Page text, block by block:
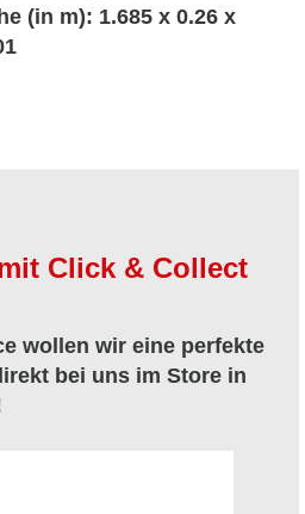
(in m): 1.685 x 0.26 x
Click & Collect
wollen wir eine perfekte
bei uns im Store in